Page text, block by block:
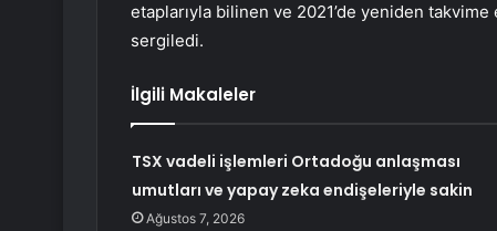
etaplarıyla bilinen ve 2021’de yeniden
sergiledi.
İlgili Makaleler
TSX vadeli işlemleri Ortadoğu anlaşması
umutları ve yapay zeka endişeleriyle sakin
Ağustos 7, 2026